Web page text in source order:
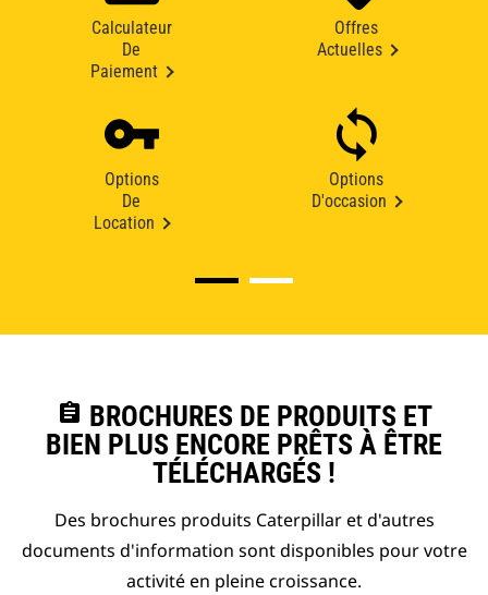
Calculateur
De
Paiement
Offres
Actuelles
Options
De
Location
Options
D'occasion
assignment BROCHURES DE PRODUITS ET
BIEN PLUS ENCORE PRÊTS À ÊTRE
TÉLÉCHARGÉS !
Des brochures produits Caterpillar et d'autres
documents d'information sont disponibles pour votre
activité en pleine croissance.